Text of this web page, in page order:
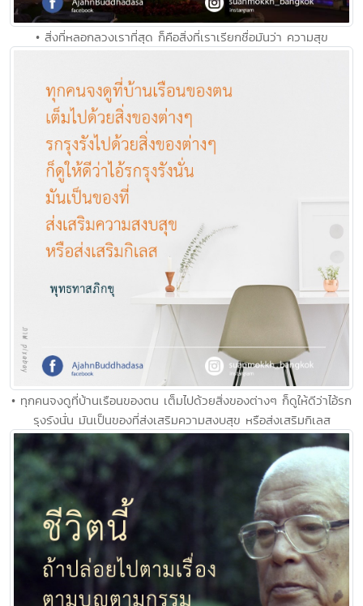
• สิ่งที่หลอกลวงเราที่สุด ก็คือสิ่งที่เราเรียกชื่อมันว่า ความสุข
• ทุกคนจงดูที่บ้านเรือนของตน เต็มไปด้วยสิ่งของต่างๆ ก็ดูให้ดีว่าไอ้รก
รุงรังนั่น มันเป็นของที่ส่งเสริมความสงบสุข หรือส่งเสริมกิเลส